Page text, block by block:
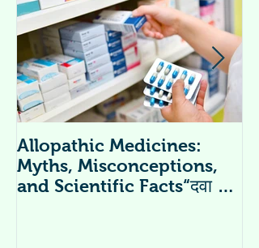
Allopathic Medicines:
Myths, Misconceptions,
and Scientific Facts“दवा से